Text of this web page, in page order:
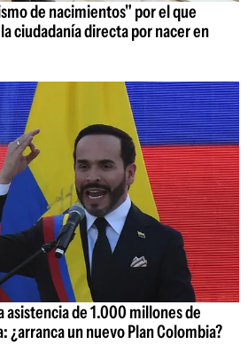
de nacimientos" por el que
ciudadanía directa por nacer en
asistencia de 1.000 millones de
¿arranca un nuevo Plan Colombia?